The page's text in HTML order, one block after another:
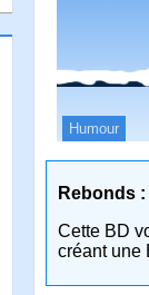
Humour
Rebonds :
Cette BD
créant une